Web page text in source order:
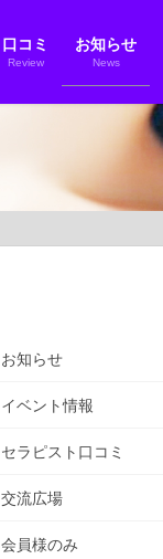
口コミ
Review
お知らせ
News
お知らせ
イベント情報
セラピスト口コミ
交流広場
会員様のみ